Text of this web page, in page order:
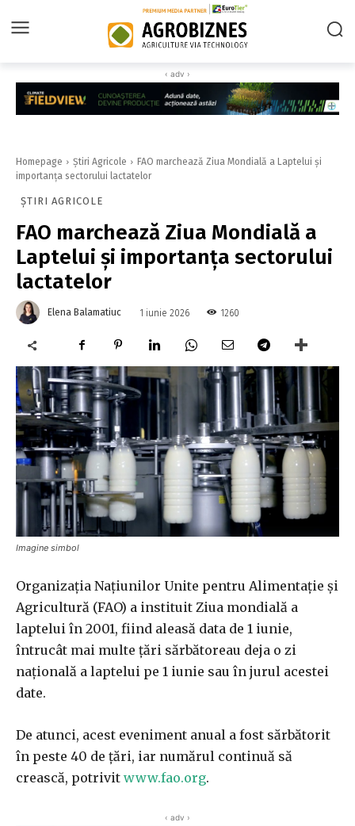
‹ adv ›
Homepage Știri Agricole
FAO marchează Ziua Mondială a Laptelui și
importanța sectorului lactatelor
ȘTIRI AGRICOLE
FAO marchează Ziua Mondială a
Laptelui și importanța sectorului
lactatelor
Elena Balamatiuc 1 iunie 2026 1260
Imagine simbol
Organizația Națiunilor Unite pentru Alimentație și
Agricultură (FAO) a instituit Ziua mondială a
laptelui în 2001, fiind aleasă data de 1 iunie,
întrucât mai multe țări sărbătoreau deja o zi
națională a laptelui pe 1 iunie sau în jurul acestei
date.
De atunci, acest eveniment anual a fost sărbătorit
în peste 40 de țări, iar numărul continuă să
crească, potrivit www.fao.org.
‹ adv ›